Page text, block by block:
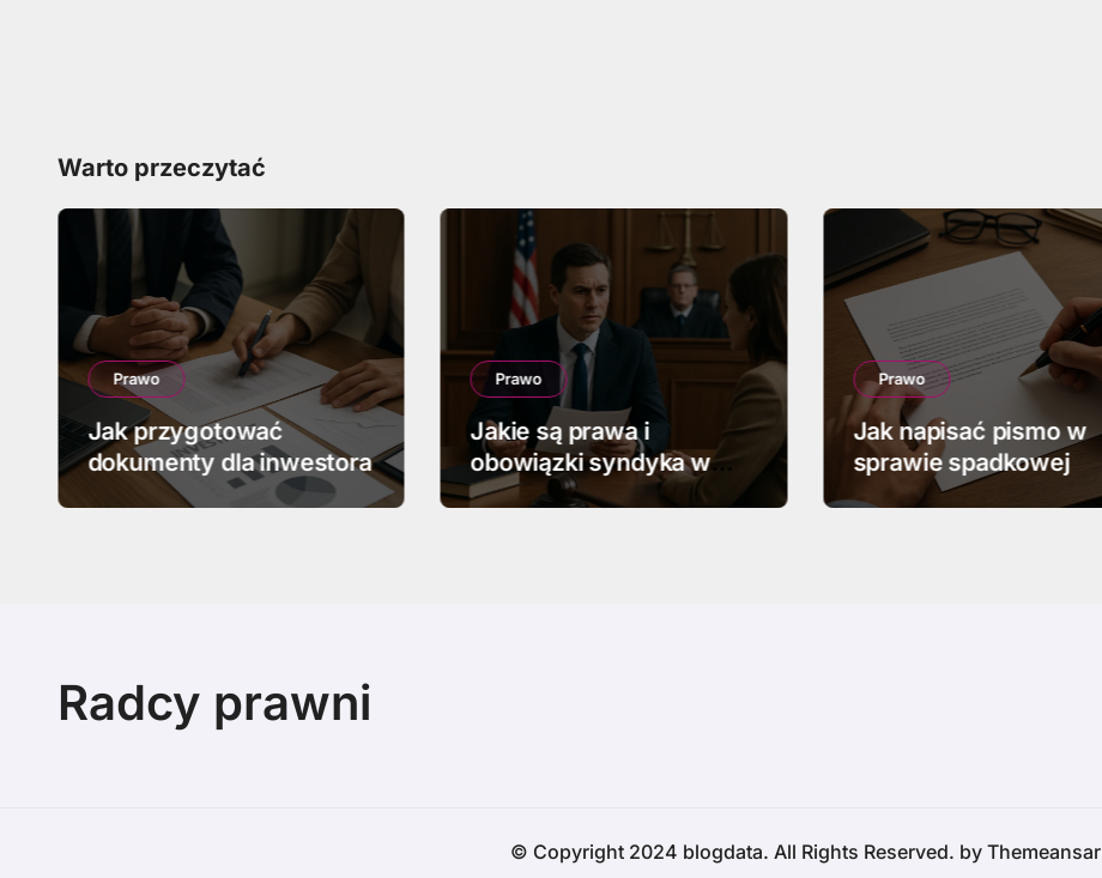
Warto przeczytać
Prawo
Jak przygotować
dokumenty dla inwestora
Prawo
Jakie są prawa i
obowiązki syndyka w
upadłości
Prawo
Jak napisać pismo w
sprawie spadkowej
Radcy prawni
© Copyright 2024 blogdata. All Rights Reserved. by Themeansar